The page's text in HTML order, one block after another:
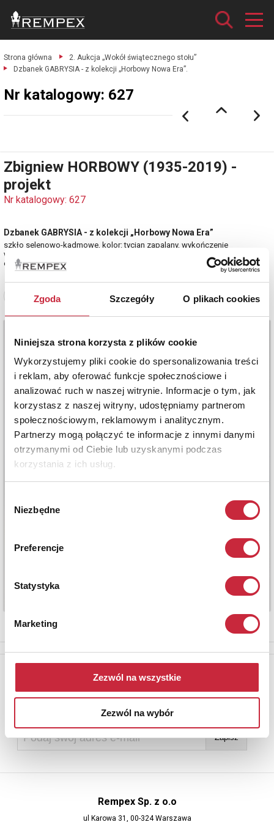
Zgoda Szczegóły O plikach cookies
Niniejsza strona korzysta z plików cookie
Wykorzystujemy pliki cookie do spersonalizowania treści
i reklam, aby oferować funkcje społecznościowe i
analizować ruch w naszej witrynie. Informacje o tym, jak
korzystasz z naszej witryny, udostępniamy partnerom
społecznościowym, reklamowym i analitycznym.
Partnerzy mogą połączyć te informacje z innymi danymi
otrzymanymi od Ciebie lub uzyskanymi podczas
korzystania z ich usług.
zgody
Niezbędne
Preferencje
Statystyka
Marketing
Zezwól na wszystkie
Zezwól na wybór
Strona główna
2. Aukcja „Wokół świątecznego stołu”
Dzbanek GABRYSIA - z kolekcji „Horbowy Nowa Era”.
Nr katalogowy: 627
Zbigniew HORBOWY (1935-2019) -
projekt
Nr katalogowy: 627
Dzbanek GABRYSIA - z kolekcji „Horbowy Nowa Era”
szkło selenowo-kadmowe, kolor: tycjan zapalany, wykończenie
wystrzygane; wys. 16 cm, śr. podstawy 13 cm, szer. maksymalna 15 cm;
estymacja: 1 600 - 1 900 zł
Zobacz pełne informacje
Newsletter
Aby otrzymywać informacje o nowych aukcjach, prosimy podać
Rempex Sp. z o.o
ul Karowa 31, 00-324 Warszawa